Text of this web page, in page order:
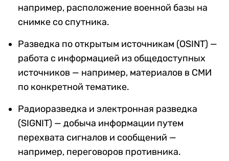
например, расположение военной базы на
снимке со спутника.
Разведка по открытым источникам (OSINT) —
работа с информацией из общедоступных
источников — например, материалов в СМИ
по конкретной тематике.
Радиоразведка и электронная разведка
(SIGNIT) — добыча информации путем
перехвата сигналов и сообщений —
например, переговоров противника.